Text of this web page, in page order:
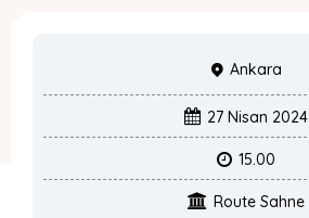
Ankara
27 Nisan 2024
15.00
Route Sahne